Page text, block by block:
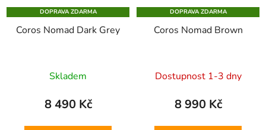
DOPRAVA ZDARMA
Coros Nomad Dark Grey
Skladem
8 490 Kč
DOPRAVA ZDARMA
Coros Nomad Brown
Dostupnost 1-3 dny
8 990 Kč